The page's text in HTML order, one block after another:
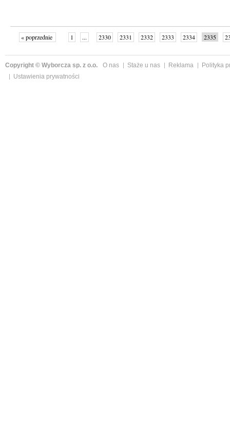
« poprzednie 1 ... 2330 2331 2332 2333 2334 2335
Copyright © Wyborcza sp. z o.o. O nas Staże u nas Reklama
Polityka
Ustawienia prywatności